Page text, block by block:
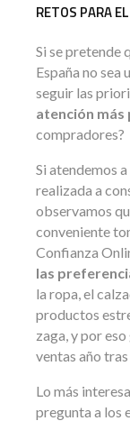
RETOS PARA
Si se pretende
España no sea
seguir las
atención más
compradores?
Si atendemos
realizada a
observamos
conveniente
Confianza
las
la ropa, el
productos
zaga, y por
ventas año tras
Lo más
pregunta a los